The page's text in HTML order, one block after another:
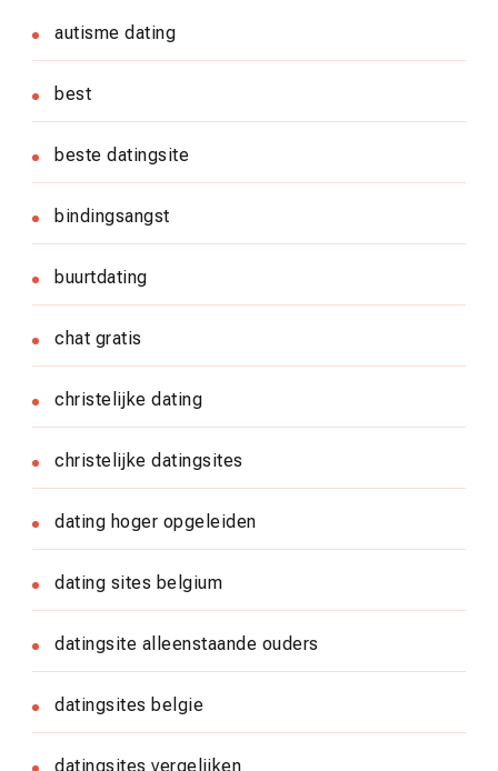
autisme dating
best
beste datingsite
bindingsangst
buurtdating
chat gratis
christelijke dating
christelijke datingsites
dating hoger opgeleiden
dating sites belgium
datingsite alleenstaande ouders
datingsites belgie
datingsites vergelijken